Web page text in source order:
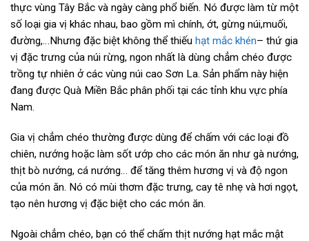
thực vùng Tây Bắc và ngày càng phổ biến. Nó được làm từ một
số loại gia vị khác nhau, bao gồm mì chính, ớt, gừng núi,muối,
đường,…Nhưng đặc biệt không thể thiếu hạt mắc khén– thứ gia
vị đặc trưng của núi rừng, ngon nhất là dùng chẳm chéo được
trồng tự nhiên ở các vùng núi cao Sơn La. Sản phẩm này hiện
đang được Quà Miền Bắc phân phối tại các tỉnh khu vực phía
Nam.
Gia vị chẳm chéo thường được dùng để chấm với các loại đồ
chiên, nướng hoặc làm sốt ướp cho các món ăn như gà nướng,
thịt bò nướng, cá nướng… để tăng thêm hương vị và độ ngon
của món ăn. Nó có mùi thơm đặc trưng, cay tê nhẹ và hơi ngọt,
tạo nên hương vị đặc biệt cho các món ăn.
Ngoài chẳm chéo, bạn có thể chấm thịt nướng hạt mắc mật